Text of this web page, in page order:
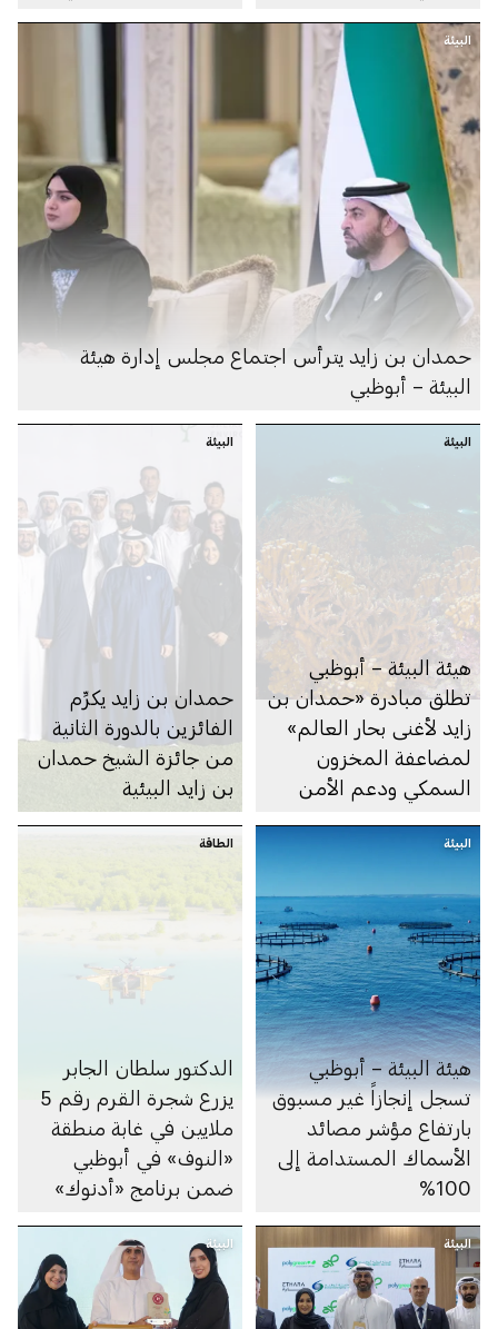
البيئة
حمدان بن زايد يترأس اجتماع مجلس إدارة هيئة
البيئة – أبوظبي
البيئة
هيئة البيئة – أبوظبي
تطلق مبادرة «حمدان بن
زايد لأغنى بحار العالم»
لمضاعفة المخزون
السمكي ودعم الأمن
البيئة
حمدان بن زايد يكرِّم
الفائزين بالدورة الثانية
من جائزة الشيخ حمدان
بن زايد البيئية
البيئة
هيئة البيئة – أبوظبي
تسجل إنجازاً غير مسبوق
بارتفاع مؤشر مصائد
الأسماك المستدامة إلى
100%
الطاقة
الدكتور سلطان الجابر
يزرع شجرة القرم رقم 5
ملايين في غابة منطقة
«النوف» في أبوظبي
ضمن برنامج «أدنوك»
البيئة البيئة